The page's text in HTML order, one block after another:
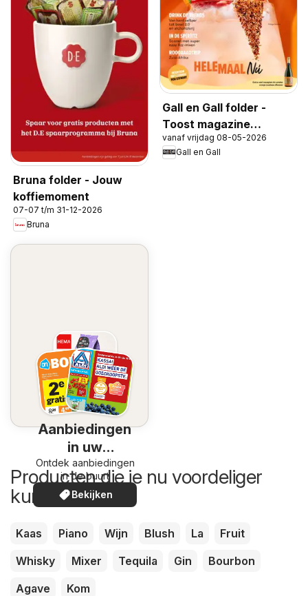
Bruna folder - Jouw
koffiemoment
07-07 t/m 31-12-2026
Bruna
Gall en Gall folder -
Toost magazine
voorjaar 2026
vanaf vrijdag 08-05-2026
Gall en Gall
Aanbiedingen
in uw
omgeving
Ontdek aanbiedingen
in de buurt
Bekijken
Producten die je nu voordeliger
kunt kopen
Kaas Piano Wijn Blush La
Fruit
Whisky
Mixer Tequila Gin
Bourbon
Agave
Kom